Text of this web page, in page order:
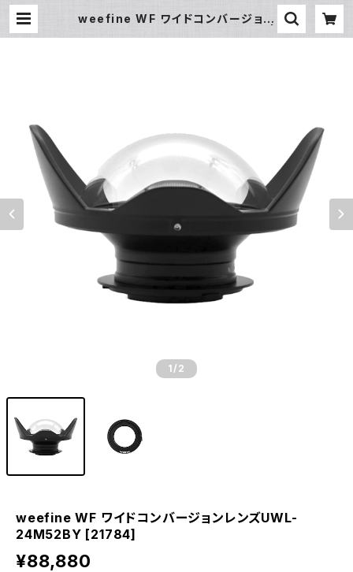
weefine WF ワイドコンバージョン
1 /2
weefine WF ワイドコンバージョンレンズUWL-
24M52BY [21784]
¥88,880